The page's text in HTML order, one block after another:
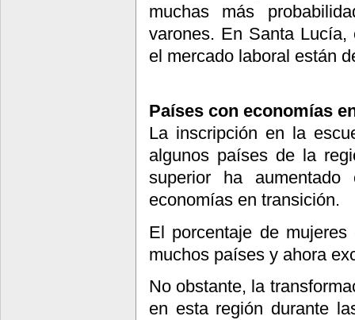
muchas más
varones. En Santa
el mercado laboral están
Países con economías
La inscripción en la
algunos países de la
superior ha
economías en transición.
El porcentaje de
muchos países y ahora
No obstante, la
en esta región durante